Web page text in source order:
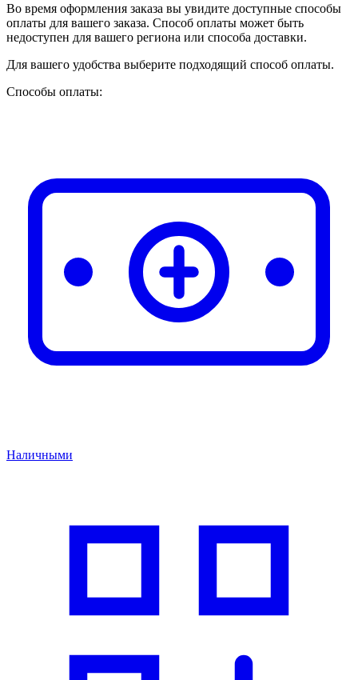
Во время оформления заказа вы увидите доступные способы
оплаты для вашего заказа. Способ оплаты может быть
недоступен для вашего региона или способа доставки.
Для вашего удобства выберите подходящий способ оплаты.
Способы оплаты:
Наличными